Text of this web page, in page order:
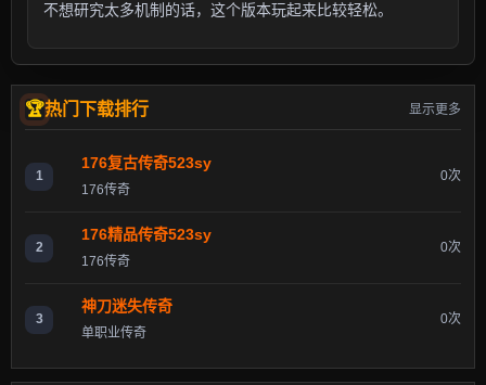
不想研究太多机制的话，这个版本玩起来比较轻松。
热门下载排行 显示更多
1
176复古传奇523sy
176传奇
0次
2
176精品传奇523sy
176传奇
0次
3
神刀迷失传奇
单职业传奇
0次